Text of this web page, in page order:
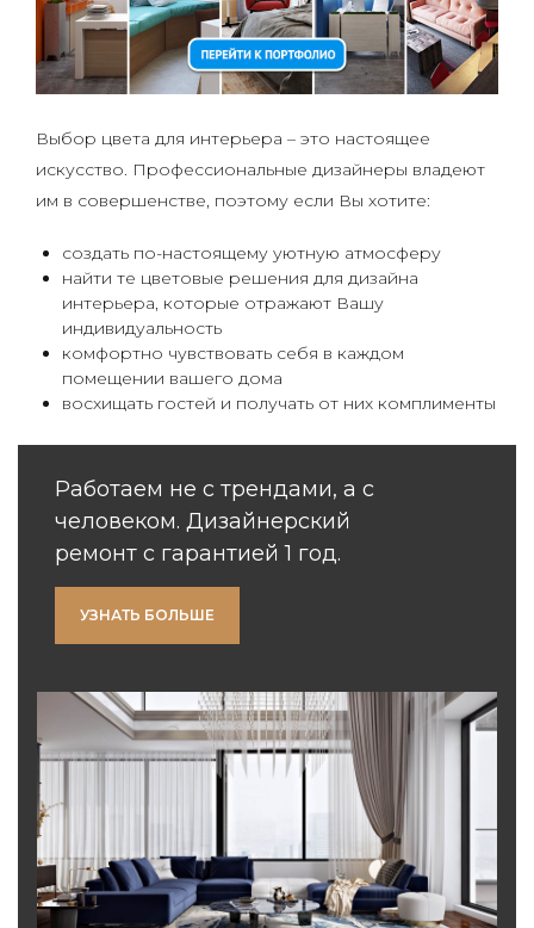
Выбор цвета для интерьера – это настоящее
искусство. Профессиональные дизайнеры владеют
им в совершенстве, поэтому если Вы хотите:
создать по-настоящему уютную атмосферу
найти те цветовые решения для дизайна
интерьера, которые отражают Вашу
индивидуальность
комфортно чувствовать себя в каждом
помещении вашего дома
восхищать гостей и получать от них комплименты
Работаем не с трендами, а с
человеком. Дизайнерский
ремонт с гарантией 1 год.
УЗНАТЬ БОЛЬШЕ